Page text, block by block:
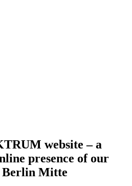
website – a
presence of our
Berlin Mitte